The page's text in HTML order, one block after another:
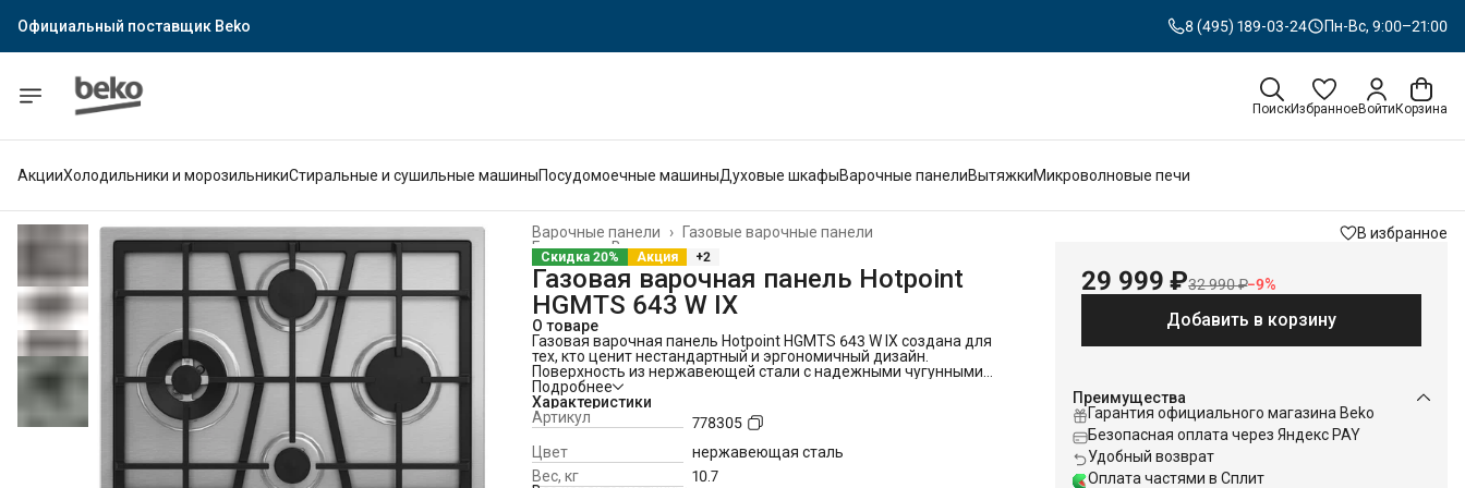
Официальный поставщик Indesit
Официальный поставщик Hotpoint
8 (495) 189-03-24 Пн-Вс, 9:00–21:00
ПоискИзбранноеВойти Корзина
АкцииХолодильники и морозильникиСтиральные и сушильные машиныПосудомоечные машиныДуховые шкафыВарочные панелиВытяжкиМикроволновые печи
Газовые варочные панели
Варочные панели
›
Встраиваемая техника
Главная ›
Скидка 20% Акция +2
Газовая варочная панель Hotpoint
HGMTS 643 W IX
О товаре
Газовая варочная панель Hotpoint HGMTS 643 W IX создана для
тех, кто ценит нестандартный и эргономичный дизайн.
Поверхность из нержавеющей стали с надежными чугунными
решетками выглядит эффектно за счет необычного
расположения конфорок. Из 4 конфорок разной мощности легко
выбрать оптимальную для любой задачи. Так, конфорка с
двойным рядом пламени оптимально подходит для
крупногабаритной и толстостенной посуды. Автоматический
электроподжиг в газовой варочной панели Hotpoint HGMTS 643 W
IX позволяет быстро и легко зажигать конфорки без
Подробнее
Характеристики
Артикул
778305
Цвет
нержавеющая сталь
Вес, кг
10.7
В избранное
29 999 ₽32 990 ₽−9%
Добавить в корзину
Преимущества
Гарантия официального магазина Beko
Безопасная оплата через Яндекс PAY
Удобный возврат
Оплата частями в Сплит